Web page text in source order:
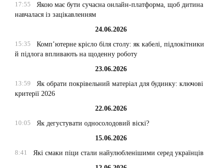
17:55
Якою має бути сучасна онлайн-платформа, щоб дитина
навчалася із зацікавленням
24.06.2026
15:35
Комп’ютерне крісло біля столу: як кабелі, підлокітники
й підлога впливають на щоденну роботу
23.06.2026
13:59
Як обрати покрівельний матеріал для будинку: ключові
критерії 2026
22.06.2026
10:05
Як дегустувати односолодовий віскі?
15.06.2026
8:41
Які смаки піци стали найулюбленішими серед українців